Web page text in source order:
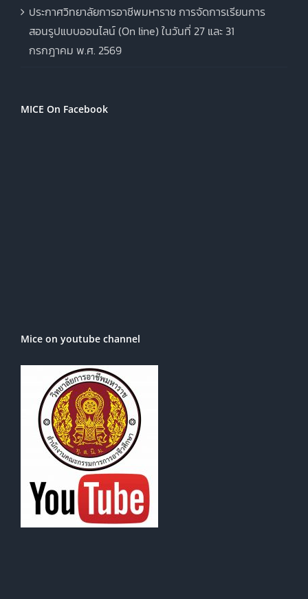
ประกาศวิทยาลัยการอาชีพมหาราช การจัดการเรียนการ
สอนรูปแบบออนไลน์ (On line) ในวันที่ 27 และ 31
กรกฎาคม พ.ศ. 2569
MICE On Facebook
Mice on youtube channel